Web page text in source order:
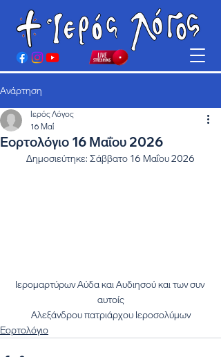
Ανάρτηση
Εορτολόγιο 16 Μαΐου 2026
Ιερός Λόγος
16 Μαΐ
Δημοσιεύτηκε: Σάββατο 16 Μαΐου 2026
Ιερομαρτύρων Αύδα και Αυδιησού και των συν
αυτοίς
Αλεξάνδρου πατριάρχου Ιεροσολύμων
Εορτολόγιο